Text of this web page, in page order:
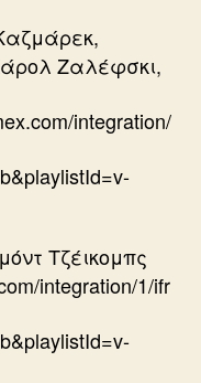
Ζαλέφσκι,
integration/
Τζέικομπς
integration/1/ifr